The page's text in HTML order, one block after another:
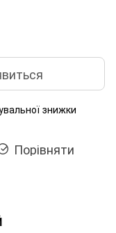
знижки
Порівняти